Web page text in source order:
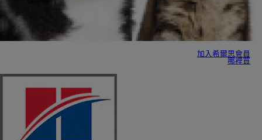
加入希爾思會員
哪裡買